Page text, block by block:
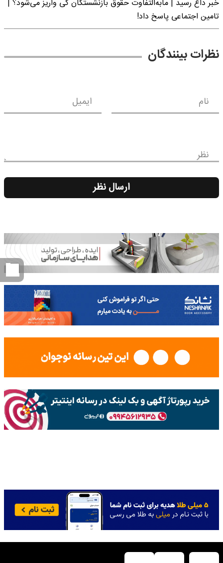
خبر داغ رسید | مابه‌التفاوت حقوق بازنشستگان کی واریز می‌شود؟ |
تامین اجتماعی پاسخ داد!
نظرات بینندگان
نام ایمیل
نظر
ارسال نظر